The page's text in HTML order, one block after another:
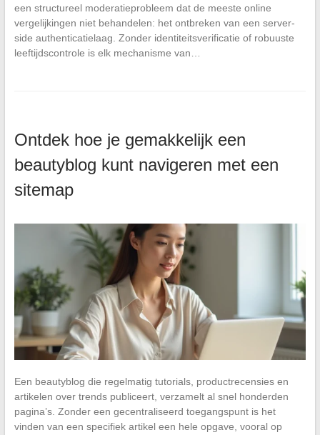
een structureel moderatieprobleem dat de meeste online
vergelijkingen niet behandelen: het ontbreken van een server-
side authenticatielaag. Zonder identiteitsverificatie of robuuste
leeftijdscontrole is elk mechanisme van…
Ontdek hoe je gemakkelijk een
beautyblog kunt navigeren met een
sitemap
Een beautyblog die regelmatig tutorials, productrecensies en
artikelen over trends publiceert, verzamelt al snel honderden
pagina’s. Zonder een gecentraliseerd toegangspunt is het
vinden van een specifiek artikel een hele opgave, vooral op